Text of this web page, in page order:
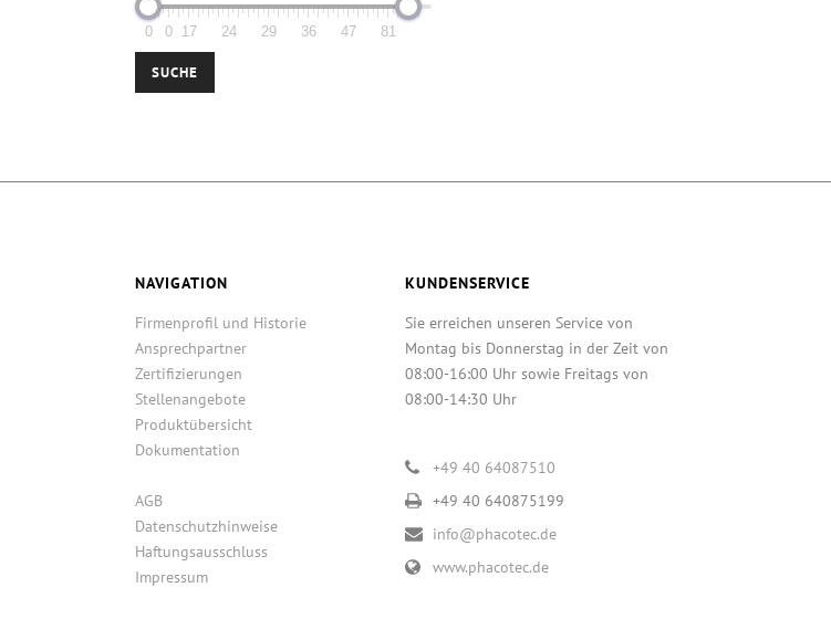
0 0 17 24 29 36 47 81
SUCHE
NAVIGATION
Firmenprofil und Historie
Ansprechpartner
Zertifizierungen
Stellenangebote
Produktübersicht
Dokumentation
AGB
Datenschutzhinweise
Haftungsausschluss
Impressum
KUNDENSERVICE
Sie erreichen unseren Service von
Montag bis Donnerstag in der Zeit von
08:00-16:00 Uhr sowie Freitags von
08:00-14:30 Uhr
+49 40 64087510
+49 40 640875199
info@phacotec.de
www.phacotec.de